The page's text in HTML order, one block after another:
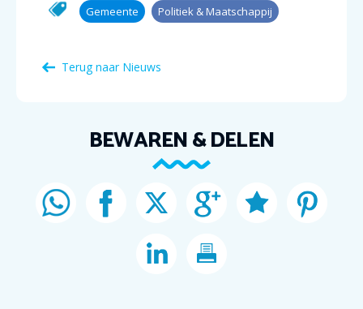
Gemeente Politiek & Maatschappij
Terug naar Nieuws
BEWAREN & DELEN